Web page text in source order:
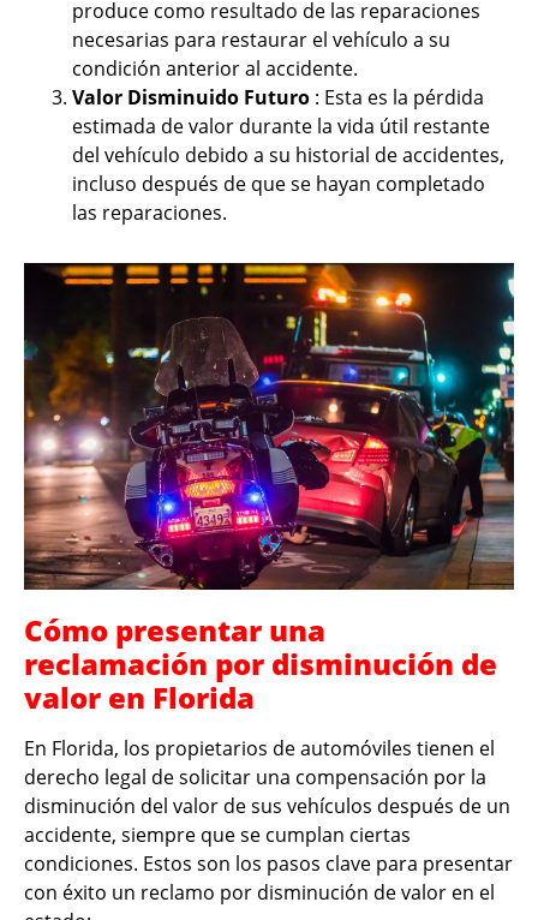
produce como resultado de las reparaciones
necesarias para restaurar el vehículo a su
condición anterior al accidente.
Valor Disminuido Futuro : Esta es la pérdida
estimada de valor durante la vida útil restante
del vehículo debido a su historial de accidentes,
incluso después de que se hayan completado
las reparaciones.
Cómo presentar una
reclamación por disminución de
valor en Florida
En Florida, los propietarios de automóviles tienen el
derecho legal de solicitar una compensación por la
disminución del valor de sus vehículos después de un
accidente, siempre que se cumplan ciertas
condiciones. Estos son los pasos clave para presentar
con éxito un reclamo por disminución de valor en el